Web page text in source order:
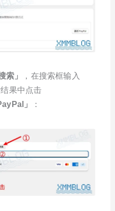
索 」
，在搜索框输入
果中点击
」 ：